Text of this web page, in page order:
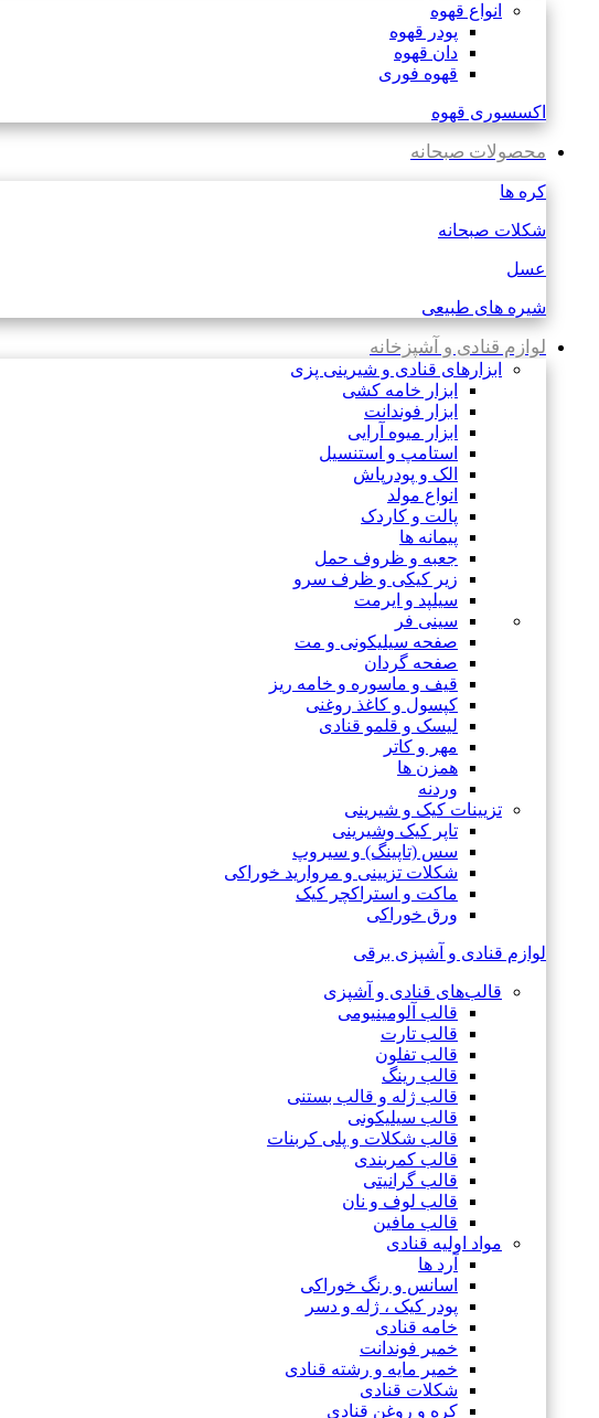
انواع قهوه
پودر قهوه
دان قهوه
قهوه فوری
اکسسوری قهوه
محصولات صبحانه
کره ها
شکلات صبحانه
عسل
شیره های طبیعی
لوازم قنادی و آشپزخانه
ابزارهای قنادی و شیرینی پزی
ابزار خامه کشی
ابزار فوندانت
ابزار میوه آرایی
استامپ و استنسیل
الک و پودرپاش
انواع مولد
پالت و کاردک
پیمانه ها
جعبه و ظروف حمل
زیر کیکی و ظرف سرو
سیلپد و ایرمت
سینی فر
صفحه سیلیکونی و مت
صفحه گردان
قیف و ماسوره و خامه ریز
کپسول و کاغذ روغنی
لیسک و قلمو قنادی
مهر و کاتر
همزن ها
وردنه
تزیینات کیک و شیرینی
تاپر کیک وشیرینی
سس (تاپینگ) و سیروپ
شکلات تزیینی و مروارید خوراکی
ماکت و استراکچر کیک
ورق خوراکی
لوازم قنادی و آشپزی برقی
قالب‌های قنادی و آشپزی
قالب آلومینیومی
قالب تارت
قالب تفلون
قالب رینگ
قالب ژله و قالب بستنی
قالب سیلیکونی
قالب شکلات و پلی کربنات
قالب کمربندی
قالب گرانیتی
قالب لوف و نان
قالب مافین
مواد اولیه قنادی
آرد ها
اسانس و رنگ خوراکی
پودر کیک ، ژله و دسر
خامه قنادی
خمیر فوندانت
خمیر مایه و رشته قنادی
شکلات قنادی
کره و روغن قنادی